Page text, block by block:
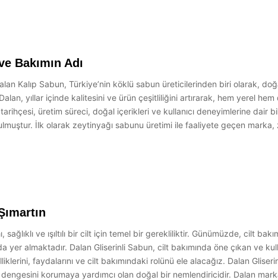
Bakımın Adı
Kalıp Sabun, Türkiye’nin köklü sabun üreticilerinden biri olarak,
yıllar içinde kalitesini ve ürün çeşitliliğini artırarak, hem yerel
üretim süreci, doğal içerikleri ve kullanıcı deneyimlerine dair
İlk olarak zeytinyağı sabunu üretimi ile faaliyete geçen
sağlıklı ve ışıltılı bir cilt için temel bir gerekliliktir. Günümüzde, cilt
yer almaktadır. Dalan Gliserinli Sabun, cilt bakımında öne çıkan ve
faydalarını ve cilt bakımındaki rolünü ele alacağız. Dalan
korumaya yardımcı olan doğal bir nemlendiricidir. Dalan